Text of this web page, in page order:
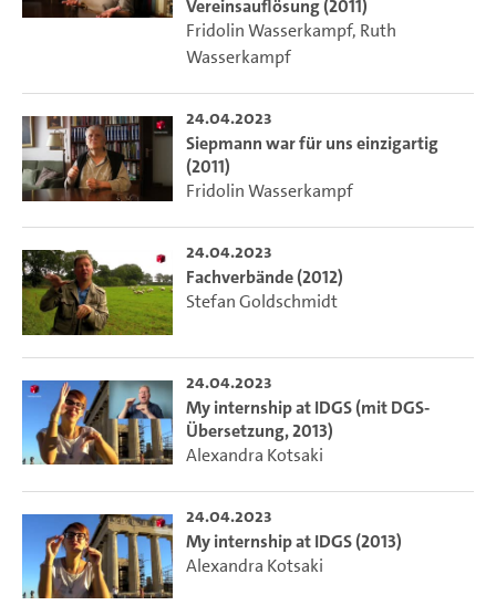
Vereinsauflösung (2011)
Fridolin Wasserkampf, Ruth
Wasserkampf
24.04.2023
Siepmann war für uns einzigartig
(2011)
Fridolin Wasserkampf
24.04.2023
Fachverbände (2012)
Stefan Goldschmidt
24.04.2023
My internship at IDGS (mit DGS-
Übersetzung, 2013)
Alexandra Kotsaki
24.04.2023
My internship at IDGS (2013)
Alexandra Kotsaki